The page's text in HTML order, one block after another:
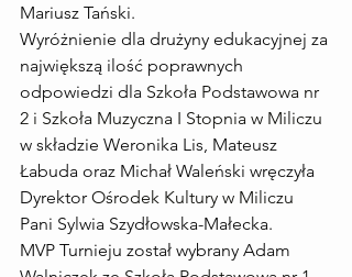
Mariusz Tański.
Wyróżnienie dla drużyny edukacyjnej za
największą ilość poprawnych
odpowiedzi dla Szkoła Podstawowa nr
2 i Szkoła Muzyczna I Stopnia w Miliczu
w składzie Weronika Lis, Mateusz
Łabuda oraz Michał Waleński wręczyła
Dyrektor Ośrodek Kultury w Miliczu
Pani Sylwia Szydłowska-Małecka.
MVP Turnieju został wybrany Adam